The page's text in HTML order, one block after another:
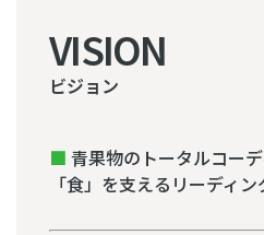
VISION
ビジョン
■ 青果物のトータルコーデ
「食」を支えるリーディン